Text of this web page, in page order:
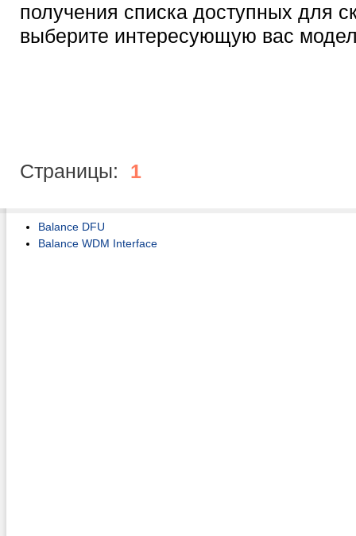
получения списка доступных для
выберите интересующую вас
Страницы: 1
Balance DFU
Balance WDM Interface